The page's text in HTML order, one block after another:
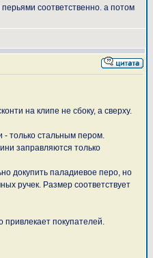
соответственно. а потом
на клипе не сбоку, а сверху.
только стальным пером.
заправляются только
докупить паладиевое перо, но
ручек. Размер соответствует
привлекает покупателей.